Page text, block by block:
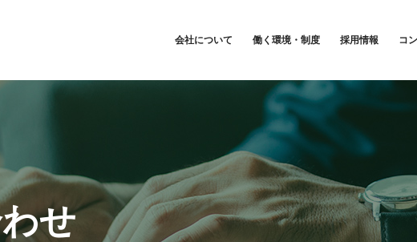
会社について 働く環境・制度 採用情報 コ
せ